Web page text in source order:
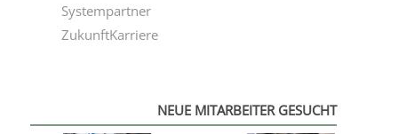
Systempartner
ZukunftKarriere
NEUE MITARBEITER GESUCHT